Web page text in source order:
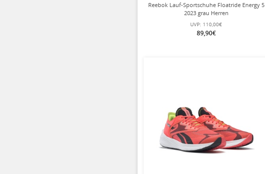
Reebok Lauf-Sportschuhe Floatride Energy 5
2023 grau Herren
UVP: 110,00€
89,90€